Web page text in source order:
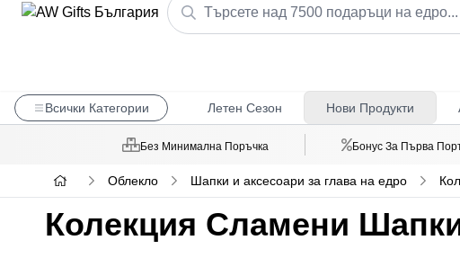
Всички Категории Летен Сезон Нови Продукти
Без Минимална Поръчка Бонус За Първа
Облекло Шапки и аксесоари за глава на едро
Колекция Сламени